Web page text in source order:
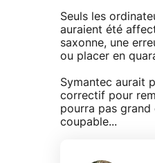
Seuls les
auraient été
saxonne, une
ou placer en
Symantec aurait
correctif pour
pourra pas grand
coupable...